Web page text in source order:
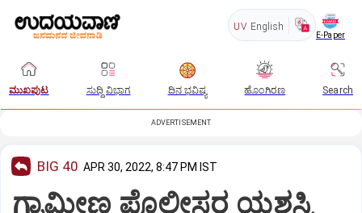
UV English
E-Paper
ಮುಖಪುಟ ಸುದ್ದಿ ವಿಭಾಗ ದಿನ ಭವಿಷ್ಯ ಹೊಂಗಿರಣ Search
ADVERTISEMENT
BIG 40 APR 30, 2022, 8:47 PM IST
ಗ್ರಾಮೀಣ ಪೊಲೀಸರ ಯಶಸ್ವಿ